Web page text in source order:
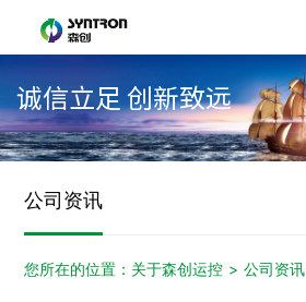
诚信立足 创新致远
公司资讯
您所在的位置： 关于森创运控 > 公司资讯